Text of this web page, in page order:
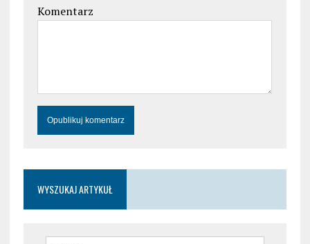
Komentarz
WYSZUKAJ ARTYKUŁ